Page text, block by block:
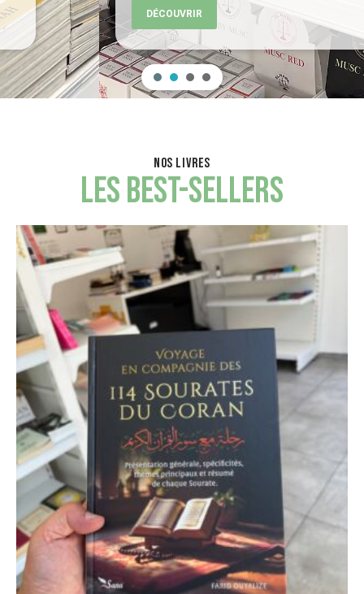
DÉCOUVRIR
NOS LIVRES
LES BEST-SELLERS